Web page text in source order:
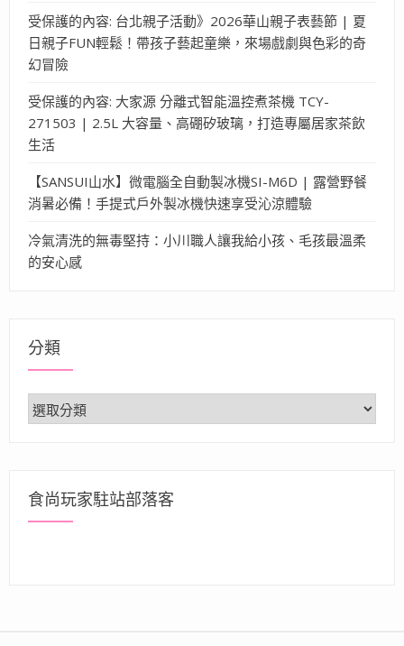
受保護的內容: 台北親子活動》2026華山親子表藝節 | 夏
日親子FUN輕鬆！帶孩子藝起童樂，來場戲劇與色彩的奇
幻冒險
受保護的內容: 大家源 分離式智能溫控煮茶機 TCY-
271503 | 2.5L 大容量、高硼矽玻璃，打造專屬居家茶飲
生活
【SANSUI山水】微電腦全自動製冰機SI-M6D | 露營野餐
消暑必備！手提式戶外製冰機快速享受沁涼體驗
冷氣清洗的無毒堅持：小川職人讓我給小孩、毛孩最溫柔
的安心感
分類
分
類
食尚玩家駐站部落客